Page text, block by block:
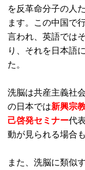
を反革命分子の人
ます。この中国で
言われ、英語では
り、それを日本語
た。
洗脳は共産主義社
の日本では新興宗
己啓発セミナー代
動が見られる場合
また、洗脳に類似